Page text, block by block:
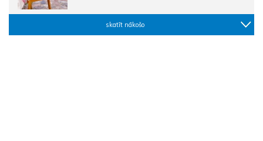
skatīt nākošo